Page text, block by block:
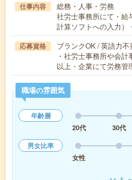
仕事内容
総務・人事・労務
社労士事務所にて・給
計算ソフトへの入力
応募資格
ブランクOK / 英語力不
・社労士事務所や会
以上・企業にて労務
職場の雰囲気
年齢層
20代
30代
男女比率
女性